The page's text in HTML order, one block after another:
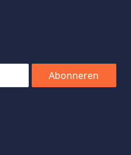
Abonneren